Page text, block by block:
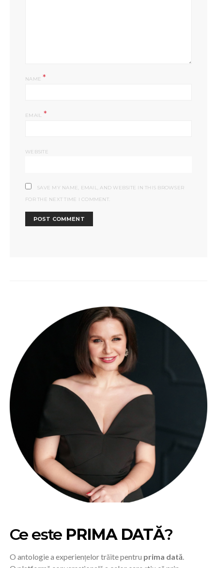
NAME*
EMAIL *
WEBSITE
SAVE MY NAME, EMAIL, AND WEBSITE IN THIS BROWSER
FOR THE NEXT TIME I COMMENT.
Ce este PRIMA DATĂ?
O antologie a experiențelor trăite pentru prima dată.